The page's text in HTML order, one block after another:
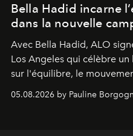
Bella Hadid incarne
dans la nouvelle
Avec Bella Hadid, ALO
Los Angeles qui célèbre
sur l'équilibre, le
05.08.2026 by Pauline